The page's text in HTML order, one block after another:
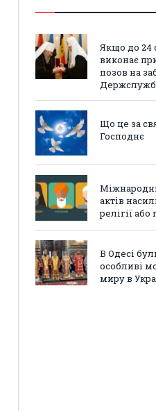
Якщо до
виконає
позов на
Що це за
Господнє
актів
релігії
В Одесі
особливі
миру в